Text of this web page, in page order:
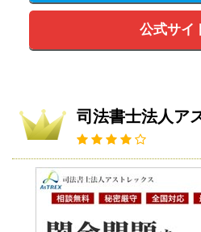
公式サイ
司法書士法人ア